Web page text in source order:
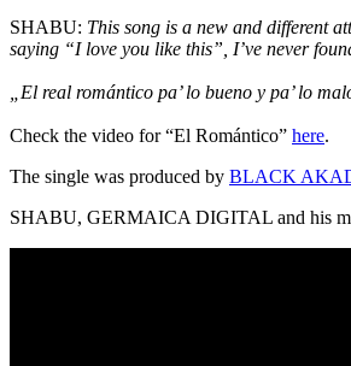
SHABU: This song is a new and different
saying “I love you like this”, I’ve never
„El real romántico pa’ lo bueno y pa’ lo
Check the video for “El Romántico” here.
The single was produced by BLACK
SHABU, GERMAICA DIGITAL and his